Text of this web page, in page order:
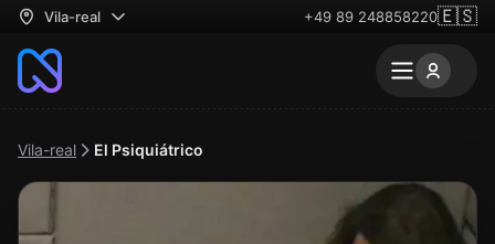
Vila-real +49 89 248858220🇪🇸
Vila-real El Psiquiátrico